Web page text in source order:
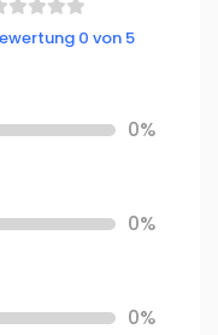
0 von 5
0%
0%
0%